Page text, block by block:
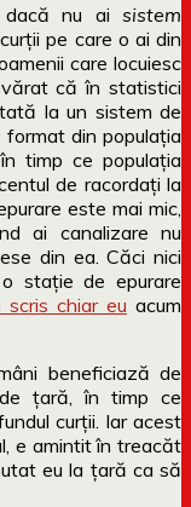
nu ai sistem
pe care o ai din
care locuiesc
că în statistici
la un sistem de
din populația
, în timp ce populația
de racordați la
este mai mic,
ai canalizare nu
din ea. Căci nici
stație de epurare
scris chiar eu acum
beneficiază de
țară, în timp ce
curții. Iar acest
e amintit în treacăt
eu la țară ca să